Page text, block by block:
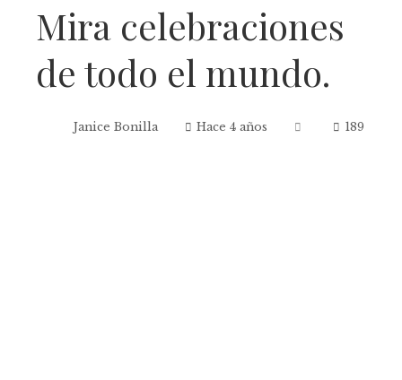
Mira celebraciones
de todo el mundo.
Janice Bonilla Hace 4 años 189